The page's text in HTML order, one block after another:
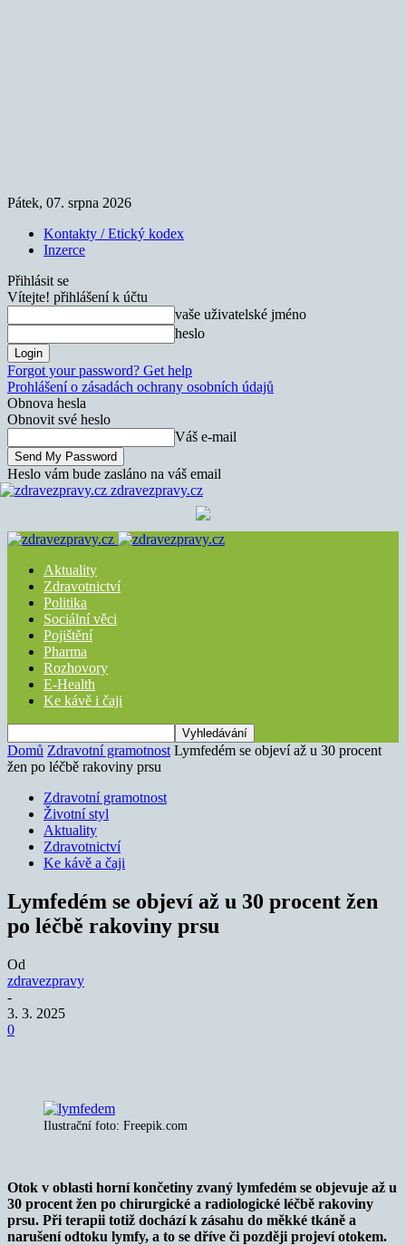
Pátek, 07. srpna 2026
Kontakty / Etický kodex
Inzerce
Přihlásit se
Vítejte! přihlášení k účtu
vaše uživatelské jméno
heslo
Forgot your password? Get help
Prohlášení o zásadách ochrany osobních údajů
Obnova hesla
Obnovit své heslo
Váš e-mail
Heslo vám bude zasláno na váš email
zdravezpravy.cz
Aktuality
Zdravotnictví
Politika
Sociální věci
Pojištění
Pharma
Rozhovory
E-Health
Ke kávě i čaji
Domů Zdravotní gramotnost Lymfedém se objeví až u 30 procent
žen po léčbě rakoviny prsu
Zdravotní gramotnost
Životní styl
Aktuality
Zdravotnictví
Ke kávě a čaji
Lymfedém se objeví až u 30 procent žen
po léčbě rakoviny prsu
Od
zdravezpravy
-
3. 3. 2025
0
Ilustrační foto: Freepik.com
Otok v oblasti horní končetiny zvaný lymfedém se objevuje až u
30 procent žen po chirurgické a radiologické léčbě rakoviny
prsu. Při terapii totiž dochází k zásahu do měkké tkáně a
narušení odtoku lymfy, a to se dříve či později projeví otokem.